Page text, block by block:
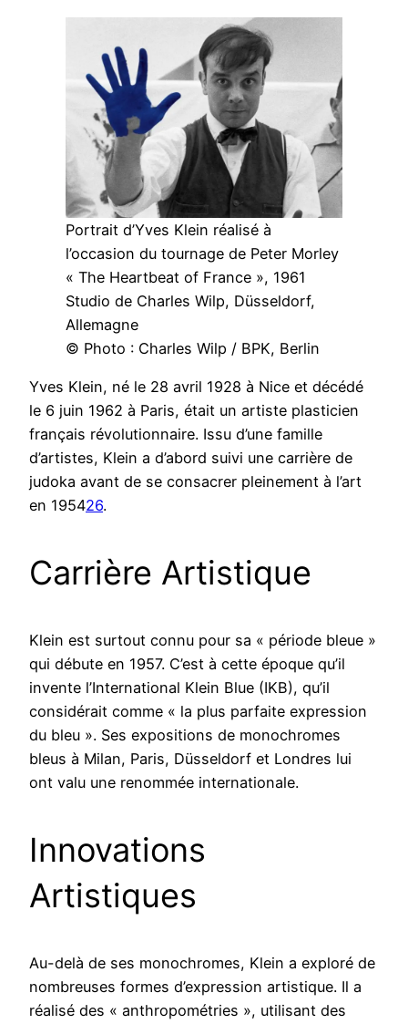
Portrait d’Yves Klein réalisé à
l’occasion du tournage de Peter Morley
« The Heartbeat of France », 1961
Studio de Charles Wilp, Düsseldorf,
Allemagne
© Photo : Charles Wilp / BPK, Berlin
Yves Klein, né le 28 avril 1928 à Nice et décédé
le 6 juin 1962 à Paris, était un artiste plasticien
français révolutionnaire. Issu d’une famille
d’artistes, Klein a d’abord suivi une carrière de
judoka avant de se consacrer pleinement à l’art
en 195426.
Carrière Artistique
Klein est surtout connu pour sa « période bleue »
qui débute en 1957. C’est à cette époque qu’il
invente l’International Klein Blue (IKB), qu’il
considérait comme « la plus parfaite expression
du bleu ». Ses expositions de monochromes
bleus à Milan, Paris, Düsseldorf et Londres lui
ont valu une renommée internationale.
Innovations
Artistiques
Au-delà de ses monochromes, Klein a exploré de
nombreuses formes d’expression artistique. Il a
réalisé des « anthropométries », utilisant des